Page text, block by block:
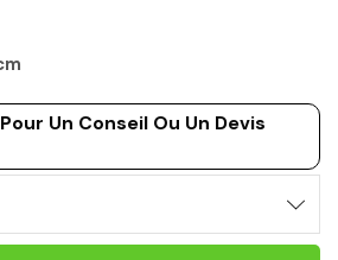
Un Conseil Ou Un Devis
BENCH